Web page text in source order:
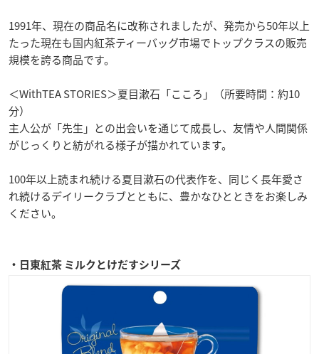
1991年、現在の商品名に改称されましたが、発売から50年以上
たった現在も国内紅茶ティーバッグ市場でトップクラスの販売
規模を誇る商品です。
＜WithTEA STORIES＞夏目漱石「こころ」（所要時間：約10
分）
主人公が「先生」との出会いを通じて成長し、友情や人間関係
がじっくりと紡がれる様子が描かれています。
100年以上読まれ続ける夏目漱石の代表作を、同じく長年愛さ
れ続けるデイリークラブとともに、豊かなひとときをお楽しみ
ください。
・日東紅茶 ミルクとけだすシリーズ